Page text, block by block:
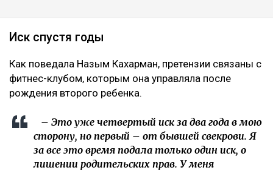
Иск спустя годы
Как поведала Назым Кахарман, претензии связаны с
фитнес-клубом, которым она управляла после
рождения второго ребенка.
– Это уже четвертый иск за два года в мою
сторону, но первый – от бывшей свекрови. Я
за все это время подала только один иск, о
лишении родительских прав. У меня